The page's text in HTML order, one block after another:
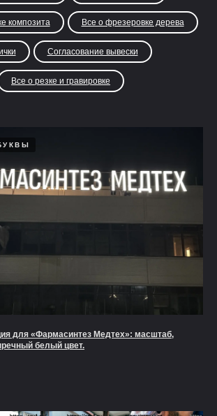
композита Все о фрезеровке дерева
Согласование вывески
Все о резке и гравировке
для «Фармасинтез Медтех»: масштаб,
белый цвет.